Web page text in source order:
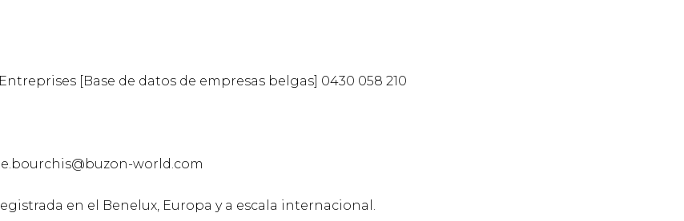
[Base de datos de empresas belgas] 0430 058 210
world.com
en el Benelux, Europa y a escala internacional.